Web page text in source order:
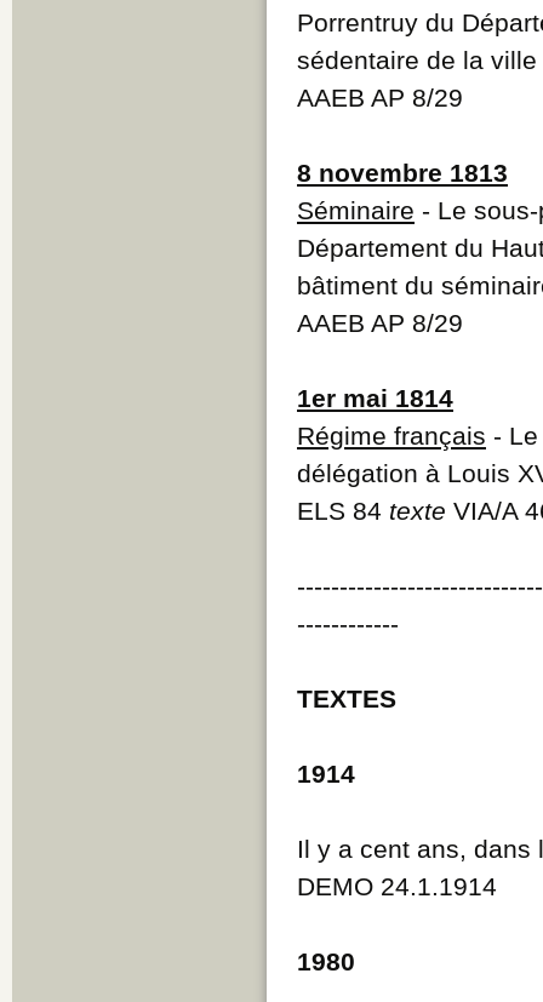
Porrentruy du
sédentaire de la ville
AAEB AP 8/29
8 novembre 1813
Séminaire - Le
Département du
bâtiment du
AAEB AP 8/29
1er mai 1814
Régime français -
délégation à Louis
ELS 84 texte VIA/A
------------
TEXTES
1914
Il y a cent ans, dans
DEMO 24.1.1914
1980